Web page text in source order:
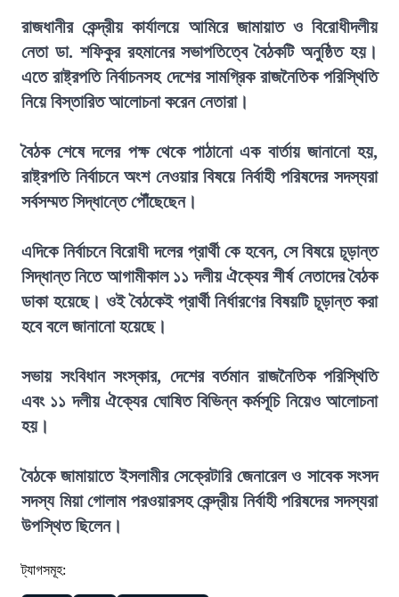
রাজধানীর কেন্দ্রীয় কার্যালয়ে আমিরে জামায়াত ও বিরোধীদলীয়
নেতা ডা. শফিকুর রহমানের সভাপতিত্বে বৈঠকটি অনুষ্ঠিত হয়।
এতে রাষ্ট্রপতি নির্বাচনসহ দেশের সামগ্রিক রাজনৈতিক পরিস্থিতি
নিয়ে বিস্তারিত আলোচনা করেন নেতারা।
বৈঠক শেষে দলের পক্ষ থেকে পাঠানো এক বার্তায় জানানো হয়,
রাষ্ট্রপতি নির্বাচনে অংশ নেওয়ার বিষয়ে নির্বাহী পরিষদের সদস্যরা
সর্বসম্মত সিদ্ধান্তে পৌঁছেছেন।
এদিকে নির্বাচনে বিরোধী দলের প্রার্থী কে হবেন, সে বিষয়ে চূড়ান্ত
সিদ্ধান্ত নিতে আগামীকাল ১১ দলীয় ঐক্যের শীর্ষ নেতাদের বৈঠক
ডাকা হয়েছে। ওই বৈঠকেই প্রার্থী নির্ধারণের বিষয়টি চূড়ান্ত করা
হবে বলে জানানো হয়েছে।
সভায় সংবিধান সংস্কার, দেশের বর্তমান রাজনৈতিক পরিস্থিতি
এবং ১১ দলীয় ঐক্যের ঘোষিত বিভিন্ন কর্মসূচি নিয়েও আলোচনা
হয়।
বৈঠকে জামায়াতে ইসলামীর সেক্রেটারি জেনারেল ও সাবেক সংসদ
সদস্য মিয়া গোলাম পরওয়ারসহ কেন্দ্রীয় নির্বাহী পরিষদের সদস্যরা
উপস্থিত ছিলেন।
ট্যাগসমূহ: